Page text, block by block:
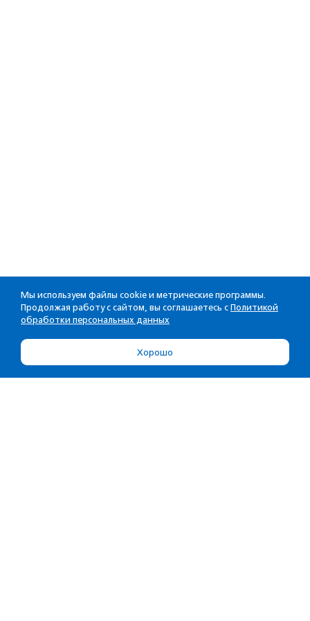
Мы используем файлы cookie и метрические программы.
Продолжая работу с сайтом, вы соглашаетесь с Политикой
обработки персональных данных
Хорошо